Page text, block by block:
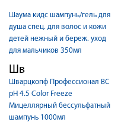
Шаума кидс шампунь/гель для
душа спец. для волос и кожи
детей нежный и береж. уход
для мальчиков 350мл
Шв
Шварцкопф Профессионал BC
pH 4.5 Color Freeze
Мицеллярный бессульфатный
шампунь 1000мл